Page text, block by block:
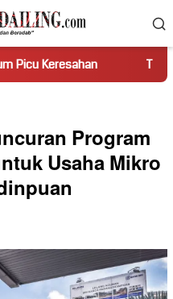
Truk Miring Hambat
Program
Usaha Mikro